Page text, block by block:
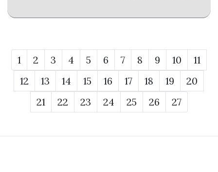
1 2 3 4 5 6 7 8 9 10
11
12
13 14 15 16 17 18 19
20
21
22 23 24 25 26 27